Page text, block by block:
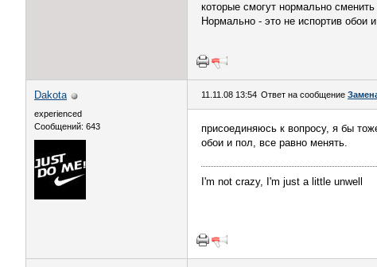
которые смогут нормально
Нормально - это не испортив обои
Dakota
experienced
Сообщений: 643
11.11.08 13:54 Ответ на сообщение
присоединяюсь к вопросу, я бы
обои и пол, все равно менять.
I'm not crazy, I'm just a little unwell